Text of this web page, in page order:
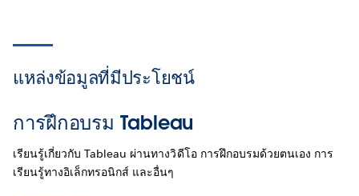
แหล่งข้อมูลที่มีประโยชน์
การฝึกอบรม Tableau
เรียนรู้เกี่ยวกับ Tableau ผ่านทางวิดีโอ การฝึกอบรมด้วยตนเอง การ
เรียนรู้ทางอิเล็กทรอนิกส์ และอื่นๆ